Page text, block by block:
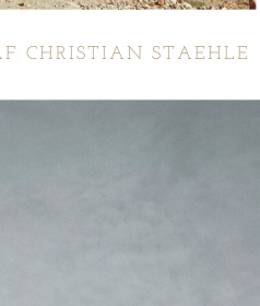
CHRISTIAN STAEHLE